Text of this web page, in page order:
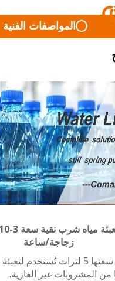
المواصفات الفنية
زجاجة/ساعة
آلة تعبئة جديدة سعتها 5 لترات تُستخدم لتعبئة
غير الغازية.